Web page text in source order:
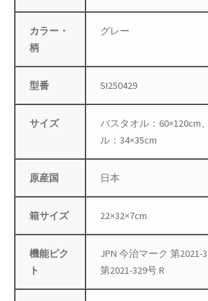
春の新生活応援
母の日特集
特定商取引法に基づく表記
秋 セール
購入手続き
カラー・
柄
グレー
型番 SI250429
サイズ
バスタオル：60×120cm
ル：34×35cm
原産国 日本
箱サイズ 22×32×7cm
機能ピク
ト
JPN 今治マーク 第2021-
第2021-329号 R